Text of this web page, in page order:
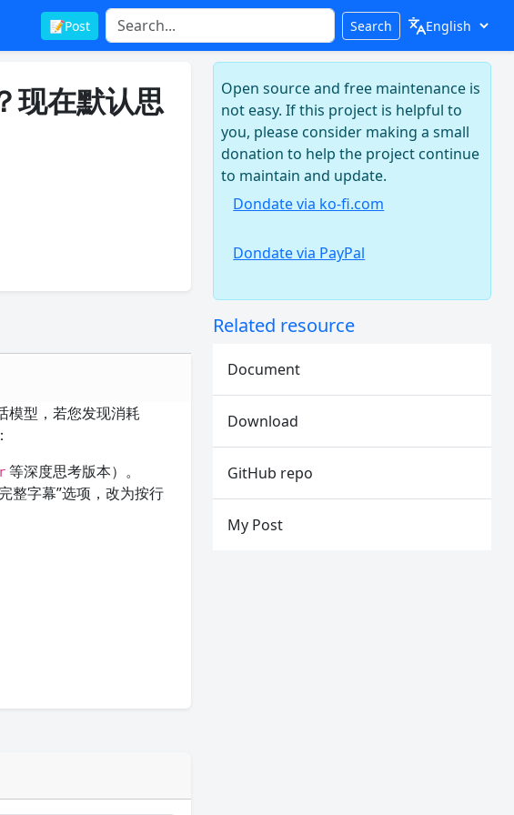
📝Post Search
现在默认思
模型，若您发现消耗
等深度思考版本）。
整字幕”选项，改为按行
Open source and free maintenance is
not easy. If this project is helpful to
you, please consider making a small
donation to help the project continue
to maintain and update.
Dondate via ko-fi.com
Dondate via PayPal
Related resource
Document
Download
GitHub repo
My Post